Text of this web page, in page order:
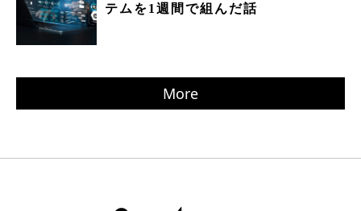
テムを1週間で組んだ話
More